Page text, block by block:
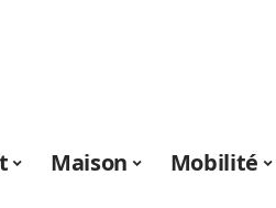
Maison Mobilité